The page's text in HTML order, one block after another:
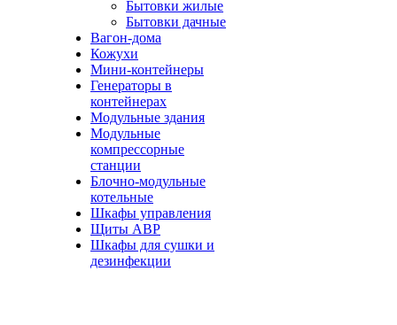
Бытовки жилые
Бытовки дачные
Вагон-дома
Кожухи
Мини-контейнеры
Генераторы в
контейнерах
Модульные здания
Модульные
компрессорные
станции
Блочно-модульные
котельные
Шкафы управления
Щиты АВР
Шкафы для сушки и
дезинфекции